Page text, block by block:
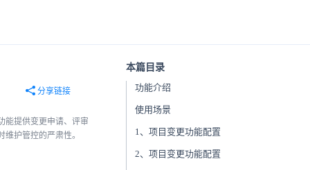
分享链接
能提供变更申请、评审
护管控的严肃性。
本篇目录
功能介绍
使用场景
1、项目变更功能配置
2、项目变更功能配置